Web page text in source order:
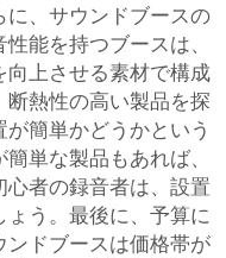
に、サウンドブースの
能を持つブースは、
上させる素材で構成
熱性の高い製品を探
簡単かどうかという
単な製品もあれば、
者の録音者は、設置
う。最後に、予算に
ンドブースは価格帯が